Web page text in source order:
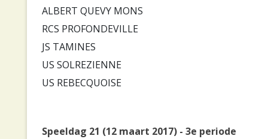
ALBERT QUEVY MONS
RCS PROFONDEVILLE
JS TAMINES
US SOLREZIENNE
US REBECQUOISE
Speeldag 21 (12 maart 2017) - 3e periode